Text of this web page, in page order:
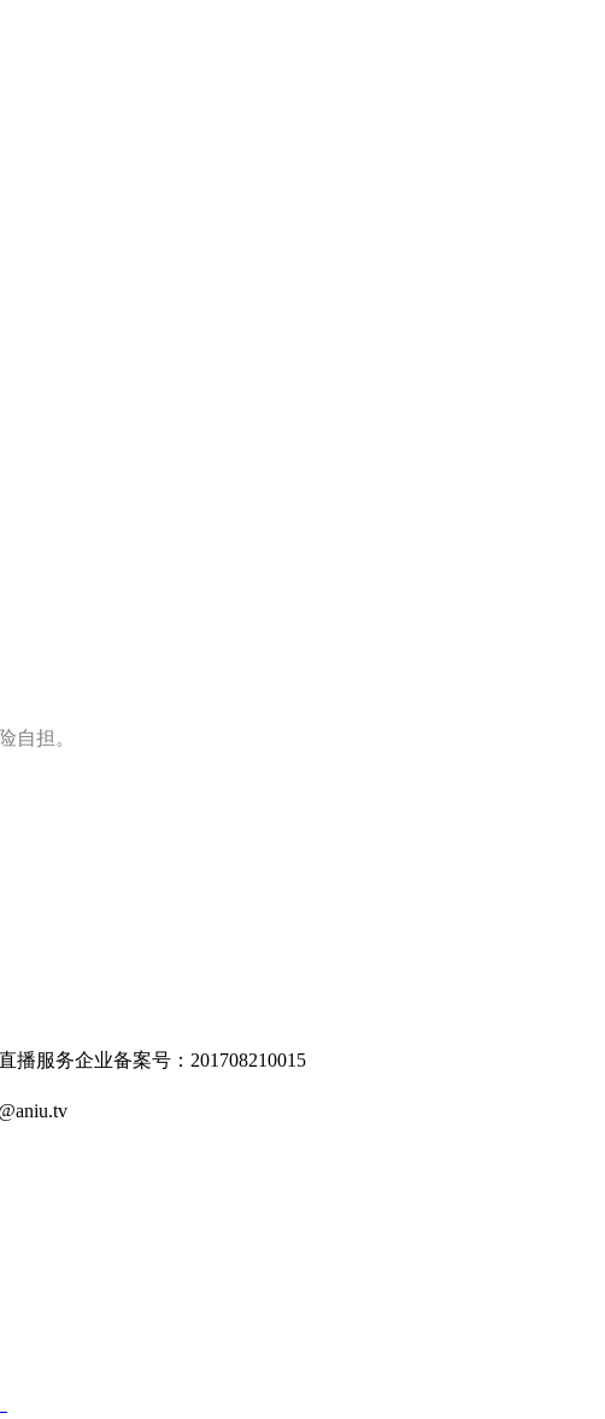
自担。
播服务企业备案号：201708210015